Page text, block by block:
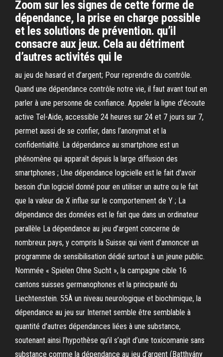
Zoom sur les signes de cette forme de
dépendance, la prise en charge possible
et les solutions de prévention. qu’il
consacre aux jeux. Cela au détriment
d’autres activités qui le
au jeu de hasard et d’argent; Pour reprendre du contrôle.
Quand une dépendance contrôle notre vie, il faut avant tout en
parler à une personne de confiance. Appeler la ligne d’écoute
active Tel-Aide, accessible 24 heures sur 24 et 7 jours sur 7,
permet aussi de se confier, dans l’anonymat et la
confidentialité. La dépendance au smartphone est un
phénomène qui apparaît depuis la large diffusion des
smartphones ; Une dépendance logicielle est le fait d'avoir
besoin d'un logiciel donné pour en utiliser un autre ou le fait
que la valeur de X influe sur le comportement de Y ; La
dépendance des données est le fait que dans un ordinateur
parallèle La dépendance au jeu d’argent concerne de
nombreux pays, y compris la Suisse qui vient d’annoncer un
programme de sensibilisation dédié surtout à un jeune public.
Nommée « Spielen Ohne Sucht », la campagne cible 16
cantons suisses germanophones et la principauté du
Liechtenstein. 55À un niveau neurologique et biochimique, la
dépendance au jeu sur Internet semble être semblable à
quantité d’autres dépendances liées à une substance,
soutenant ainsi l’hypothèse qu’il s’agit d’une toxicomanie sans
substance comme la dépendance au jeu d’argent (Batthyány